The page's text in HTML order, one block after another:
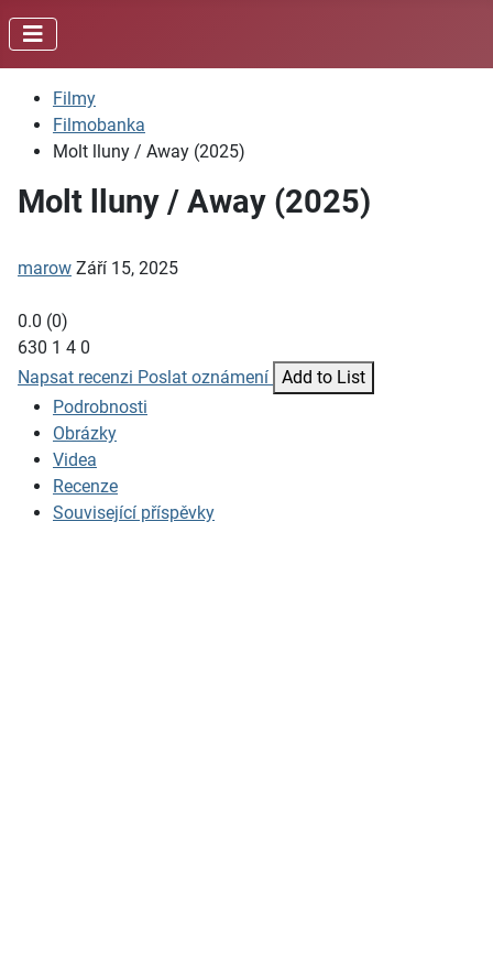
Filmy
Filmobanka
Molt lluny / Away (2025)
Molt lluny / Away (2025)
marow Září 15, 2025
0.0 (0)
630 1 4 0
Napsat recenzi Poslat oznámení
Add to List
Podrobnosti
Obrázky
Videa
Recenze
Související příspěvky